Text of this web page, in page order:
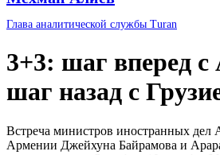
Глава аналитической службы Turan
3+3: шаг вперед
шаг назад с
Встреча министров иностранных дел
Армении Джейхуна Байрамова и